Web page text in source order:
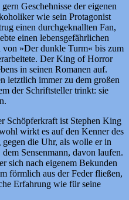
Geschehnisse der eigenen
wie sein Protagonist
einen durchgeknallten Fan,
einen lebensgefährlichen
»Der dunkle Turm« bis zum
Der King of Horror
in seinen Romanen auf.
letztlich immer zu dem großen
der Schriftsteller trinkt: sie
Schöpferkraft ist Stephen King
wirkt es auf den Kenner des
die Uhr, als wolle er in
Sensenmann, davon laufen.
sich nach eigenem Bekunden
förmlich aus der Feder fließen,
Erfahrung wie für seine